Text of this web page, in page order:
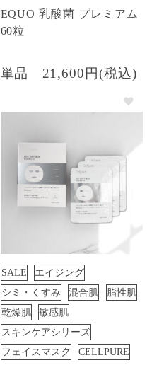
EQUO 乳酸菌 プレミアム
60粒
単品 21,600円(税込)
SALE
エイジング
シミ・くすみ
混合肌
脂性肌
乾燥肌
敏感肌
スキンケアシリーズ
フェイスマスク
CELLPURE